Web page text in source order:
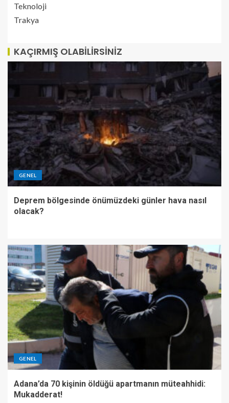
Teknoloji
Trakya
KAÇIRMIŞ OLABILIRSINIZ
GENEL
Deprem bölgesinde önümüzdeki günler hava nasıl
olacak?
GENEL
Adana’da 70 kişinin öldüğü apartmanın müteahhidi:
Mukadderat!